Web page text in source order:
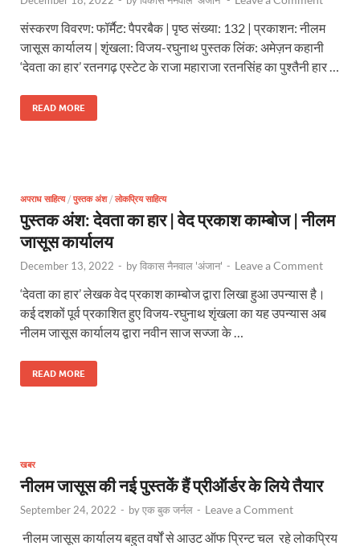
संस्करण विवरण: फॉर्मैट: पैपरबैक | पृष्ठ संख्या: 132 | प्रकाशन: नीलम
जासूस कार्यालय | शृंखला: विजय-रघुनाथ पुस्तक लिंक: अमेज़न कहानी
‘देवता का हार’ रतनगढ़ एस्टेट के राजा महाराजा रतनसिंह का पुश्तैनी हार …
READ MORE
अपराध साहित्य/ पुस्तक अंश/ लोकप्रिय साहित्य
पुस्तक अंश: देवता का हार | वेद प्रकाश काम्बोज | नीलम
जासूस कार्यालय
December 13, 2022 - byविकास नैनवाल 'अंजान' - Leave a Comment
‘देवता का हार’ लेखक वेद प्रकाश काम्बोज द्वारा लिखा हुआ उपन्यास है।
कई दशकों पूर्व प्रकाशित हुए विजय-रघुनाथ शृंखला का यह उपन्यास अब
नीलम जासूस कार्यालय द्वारा नवीन साज सज्जा के …
READ MORE
खबर
नीलम जासूस की नई पुस्तकें हैं प्रीऑर्डर के लिये तैयार
September 24, 2022 - byएक बुक जर्नल - Leave a Comment
नीलम जासूस कार्यालय बहुत वर्षों से आउट ऑफ प्रिन्ट चल रहे लोकप्रिय